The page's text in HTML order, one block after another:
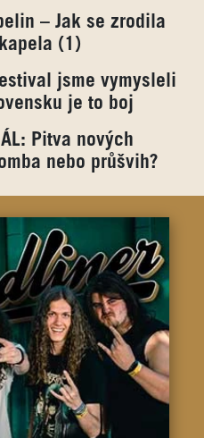
– Jak se zrodila
(1)
jsme vymysleli
je to boj
Pitva nových
nebo průšvih?